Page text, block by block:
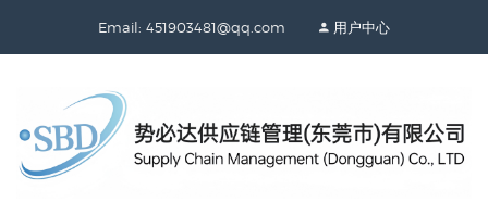
Email: 451903481@qq.com 用户中心